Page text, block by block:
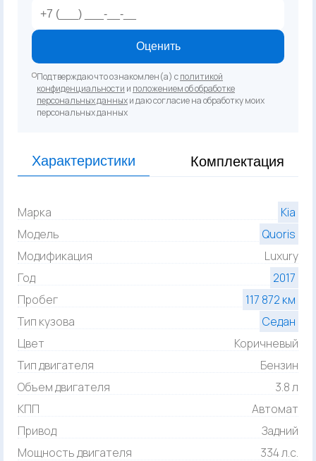
Оценить
Подтверждаю что ознакомлен(а) сполитикой
конфиденциальности и положением об обработке
персональных данныхи даю согласие на обработку моих
персональных данных
Характеристики Комплектация
Марка
Kia
Модель
Quoris
Модификация
Luxury
Год
2017
Пробег
117 872 км
Тип кузова
Седан
Цвет
Коричневый
Тип двигателя
Бензин
Объем двигателя
3.8 л
КПП
Автомат
Привод
Задний
Мощность двигателя
334 л.с.